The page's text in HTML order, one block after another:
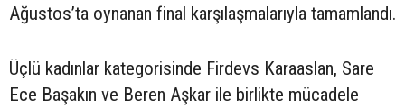
Ağustos’ta oynanan final karşılaşmalarıyla tamamlandı.
Üçlü kadınlar kategorisinde Firdevs Karaaslan, Sare
Ece Başakın ve Beren Aşkar ile birlikte mücadele